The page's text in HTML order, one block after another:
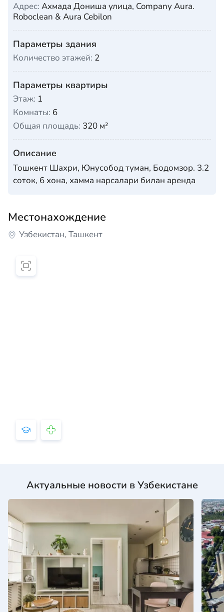
Адрес: Ахмада Дониша улица, Company Aura.
Roboclean & Aura Cebilon
Параметры здания
Количество этажей: 2
Параметры квартиры
Этаж: 1
Комнаты: 6
Общая площадь: 320 м²
Описание
Тошкент Шахри, Юнусобод туман, Бодомзор. 3.2
соток, 6 хона, хамма нарсалари билан аренда
Местонахождение
Узбекистан, Ташкент
Актуальные новости в Узбекистане